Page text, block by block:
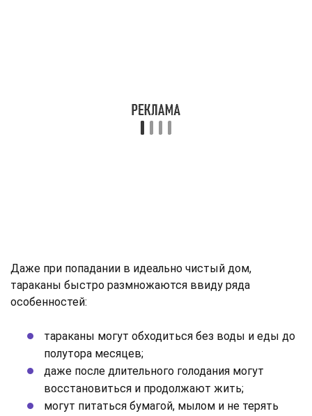
Даже при попадании в идеально чистый дом,
тараканы быстро размножаются ввиду ряда
особенностей:
тараканы могут обходиться без воды и еды до
полутора месяцев;
даже после длительного голодания могут
восстановиться и продолжают жить;
могут питаться бумагой, мылом и не терять